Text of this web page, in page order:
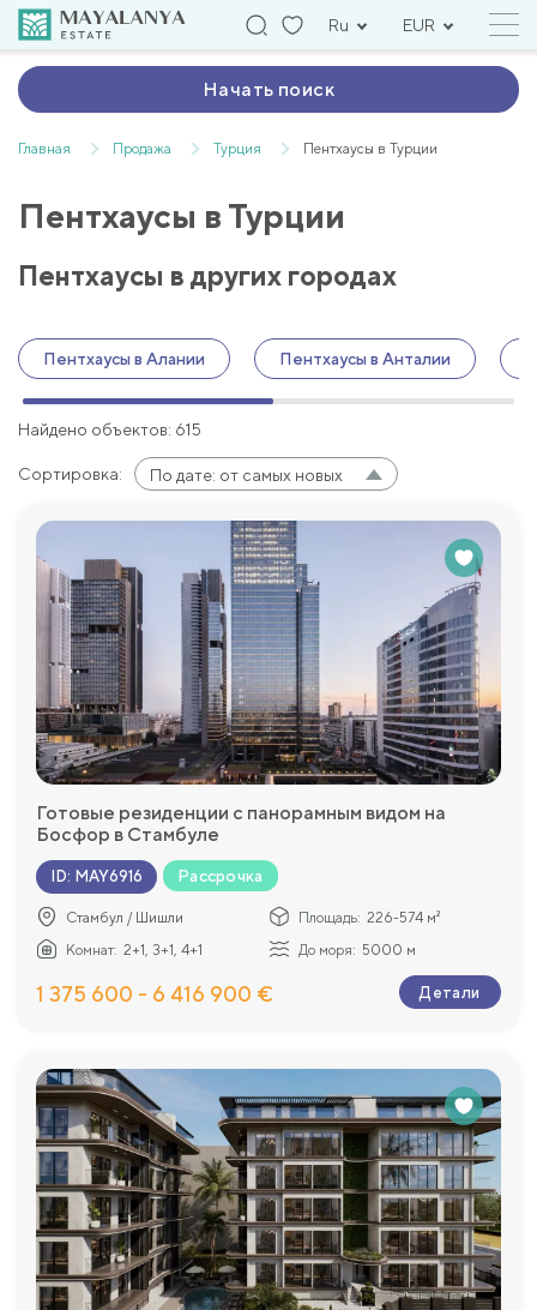
Ru EUR
Начать поиск
Главная Продажа Турция Пентхаусы в Турции
Пентхаусы в Турции
Пентхаусы в других городах
Пентхаусы в Алании Пентхаусы в Анталии
Найдено объектов: 615
Сортировка: По дате: от самых новых
Готовые резиденции с панорамным видом на
Босфор в Стамбуле
ID: MAY6916 Рассрочка
Стамбул / Шишли Площадь: 226-574 м²
Комнат: 2+1, 3+1, 4+1 До моря: 5000 м
1 375 600 - 6 416 900 € Детали